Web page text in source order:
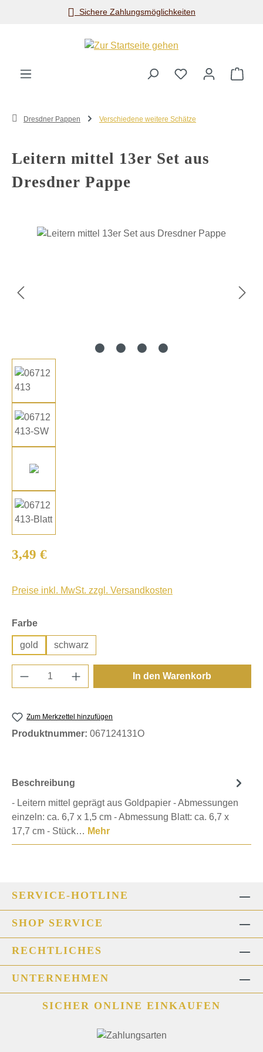
Zum Hauptinhalt springenSichere Zahlungsmöglichkeiten
Dresdner Pappen Verschiedene weitere Schätze
Leitern mittel 13er Set aus
Dresdner Pappe
Bildergalerie überspringen
Regulärer Preis:
3,49 €
Preise inkl. MwSt. zzgl. Versandkosten
Farbeauswählen
gold schwarz
Produkt Anzahl: Gib den gewünschten
In den Warenkorb
Zum Merkzettel hinzufügen
Produktnummer: 067124131O
Beschreibung
- Leitern mittel geprägt aus Goldpapier - Abmessungen
einzeln: ca. 6,7 x 1,5 cm - Abmessung Blatt: ca. 6,7 x
17,7 cm - Stück… Mehr
SERVICE-HOTLINE
SHOP SERVICE
RECHTLICHES
UNTERNEHMEN
SICHER ONLINE EINKAUFEN